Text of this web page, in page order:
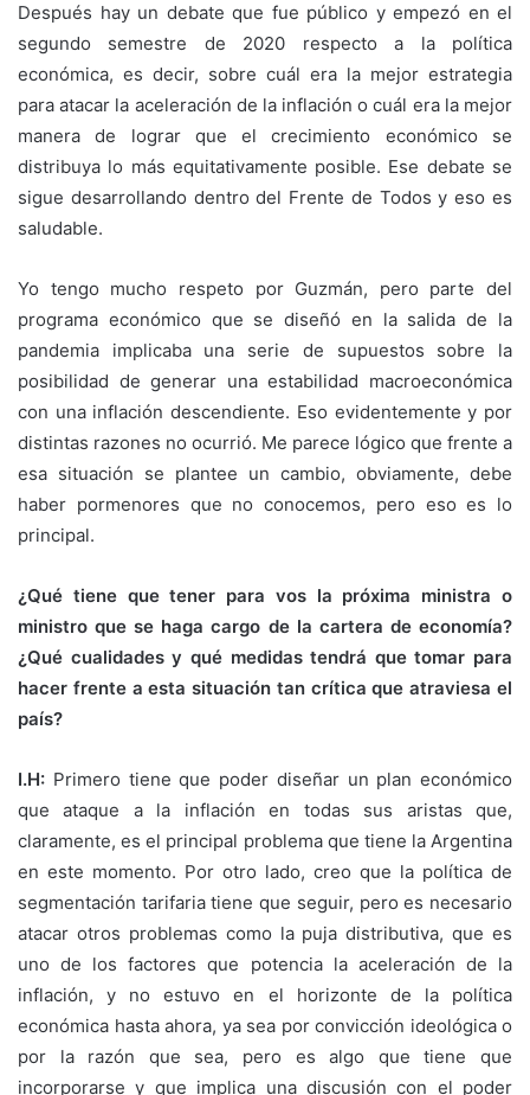
Después hay un debate que fue público y empezó en el
segundo semestre de 2020 respecto a la política
económica, es decir, sobre cuál era la mejor estrategia
para atacar la aceleración de la inflación o cuál era la mejor
manera de lograr que el crecimiento económico se
distribuya lo más equitativamente posible. Ese debate se
sigue desarrollando dentro del Frente de Todos y eso es
saludable.
Yo tengo mucho respeto por Guzmán, pero parte del
programa económico que se diseñó en la salida de la
pandemia implicaba una serie de supuestos sobre la
posibilidad de generar una estabilidad macroeconómica
con una inflación descendiente. Eso evidentemente y por
distintas razones no ocurrió. Me parece lógico que frente a
esa situación se plantee un cambio, obviamente, debe
haber pormenores que no conocemos, pero eso es lo
principal.
¿Qué tiene que tener para vos la próxima ministra o
ministro que se haga cargo de la cartera de economía?
¿Qué cualidades y qué medidas tendrá que tomar para
hacer frente a esta situación tan crítica que atraviesa el
país?
I.H: Primero tiene que poder diseñar un plan económico
que ataque a la inflación en todas sus aristas que,
claramente, es el principal problema que tiene la Argentina
en este momento. Por otro lado, creo que la política de
segmentación tarifaria tiene que seguir, pero es necesario
atacar otros problemas como la puja distributiva, que es
uno de los factores que potencia la aceleración de la
inflación, y no estuvo en el horizonte de la política
económica hasta ahora, ya sea por convicción ideológica o
por la razón que sea, pero es algo que tiene que
incorporarse y que implica una discusión con el poder